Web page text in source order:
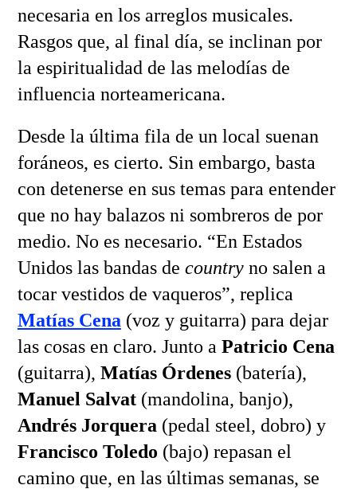
necesaria en los arreglos musicales.
Rasgos que, al final día, se inclinan por
la espiritualidad de las melodías de
influencia norteamericana.
Desde la última fila de un local suenan
foráneos, es cierto. Sin embargo, basta
con detenerse en sus temas para entender
que no hay balazos ni sombreros de por
medio. No es necesario. “En Estados
Unidos las bandas de countryno salen a
tocar vestidos de vaqueros”, replica
Matías Cena (voz y guitarra) para dejar
las cosas en claro. Junto a Patricio Cena
(guitarra), Matías Órdenes(batería),
Manuel Salvat(mandolina, banjo),
Andrés Jorquera (pedal steel, dobro) y
Francisco Toledo (bajo) repasan el
camino que, en las últimas semanas, se